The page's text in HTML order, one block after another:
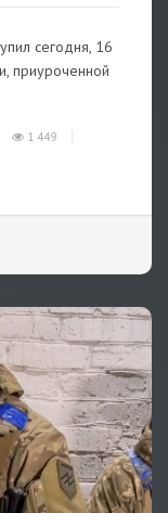
сегодня, 16
приуроченной
1 449